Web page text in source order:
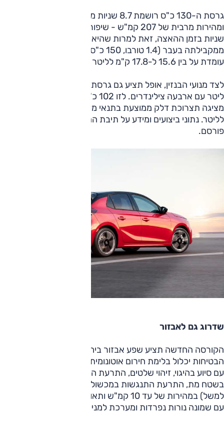
ממקבילתה בעבר (1.4 טורבו, 150 כ"ס). תצרוכת הדלק שלה
עומדת על בין 15.6 ל-17.8 ק"מ לליטר בהתאם למפרט.
לליטר. נתוני ביצועים ומידע על תיבת ההילוכים לגרסה זו לא
פורסם.
שדרוג גם לאבזור
הקורסה החדשה תציע שפע אבזור ביחס לקודמתה. מפרט
הבטיחות יכלול בלימת חירום אוטונומית, התרעת סטייה מנתיב
עם סיוע בהיגוי, זיהוי שלטים, התרעת הירדמות נהג, התרעת רכב
בשטח מת, התרעת התנגשות במכשול בצד הרכב (עמוד נמוך
למשל) במהירות של עד 10 קמ"ש ותאורת מטריצת לד קדמית
עם שמונה נורות נפרדות ומערכת למניעת סינוור.